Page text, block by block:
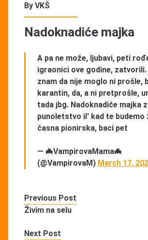
By VKŠ
Nadoknadiće majka
A pa ne može, ljubavi, peti
igraonici ove godine, zatvorili.
znam da nije moglo ni prošle,
karantin, da, a ni pretprošle,
tada jbg. Nadoknadiće majka
punoletstvo il' kad te budemo
časna pionirska, baci pet
— 🦇VampirovaMama🦇
(@VampirovaM) March 17,
Previous Post
Živim na selu
Next Post